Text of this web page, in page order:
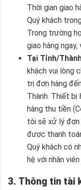
Thời gian giao
Quý khách
Trong trường
giao hàng ngay,
Tại Tỉnh/
khách vui lòng
trị đơn hàng
Thành. Thiết bị
hàng thu tiền
tôi sẽ xử lý đơn
được thanh
Quý khách có
hệ với nhân viên
3. Thông tin tài